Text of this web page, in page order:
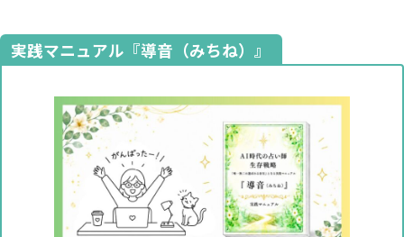
実践マニュアル『導音（みちね）』